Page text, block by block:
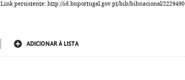
Link persistente: http://id.bnportugal.gov.pt/bib/bibnacional/2229490
ADICIONAR À LISTA